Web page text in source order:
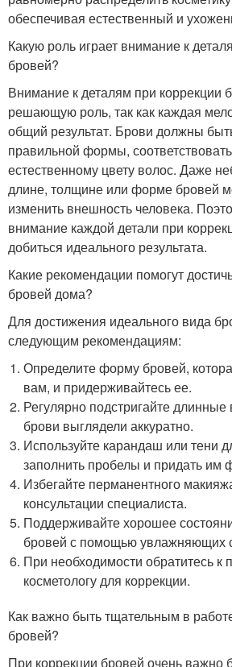
обеспечивая естественный и
Какую роль играет внимание к
бровей?
Внимание к деталям при коррекции
решающую роль, так как каждая
общий результат. Брови должны
правильной формы,
естественному цвету волос. Даже
длине, толщине или форме бровей
изменить внешность человека.
внимание каждой детали при
добиться идеального результата.
Какие рекомендации помогут
бровей дома?
Для достижения идеального вида
следующим рекомендациям:
Определите форму бровей,
вам, и придерживайтесь ее.
Регулярно подстригайте длинные
брови выглядели аккуратно.
Используйте карандаш или тени
заполнить пробелы и придать им
Избегайте перманентного
консультации специалиста.
Поддерживайте хорошее
бровей с помощью увлажняющих
При необходимости обратитесь
косметологу для коррекции.
Как важно быть тщательным в
бровей?
При коррекции бровей очень важно